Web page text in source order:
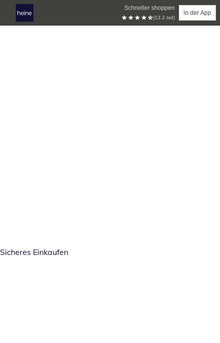
Schneller shoppen
(13.2 tsd)
in der App
Sicheres Einkaufen